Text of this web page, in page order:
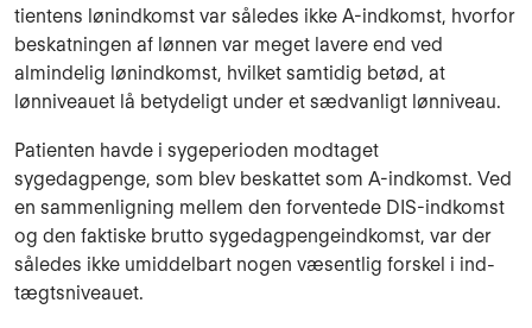
tientens lønindkomst var således ikke A-indkomst, hvorfor
beskatningen af lønnen var me­get lavere end ved
almindelig lønindkomst, hvilket samtidig betød, at
lønniveauet lå betyde­ligt under et sædvanligt lønniveau.
Patienten havde i sygeperioden modtaget
sygedagpenge, som blev beskattet som A-ind­komst. Ved
en sammenligning mellem den forventede DIS-indkomst
og den faktiske brutto sygedagpengeindkomst, var der
således ikke umiddelbart nogen væsentlig forskel i ind­
tægtsniveauet.